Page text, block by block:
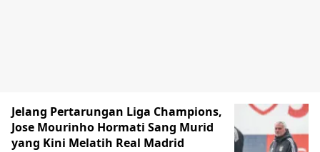
Jelang Pertarungan Liga Champions,
Jose Mourinho Hormati Sang Murid
yang Kini Melatih Real Madrid